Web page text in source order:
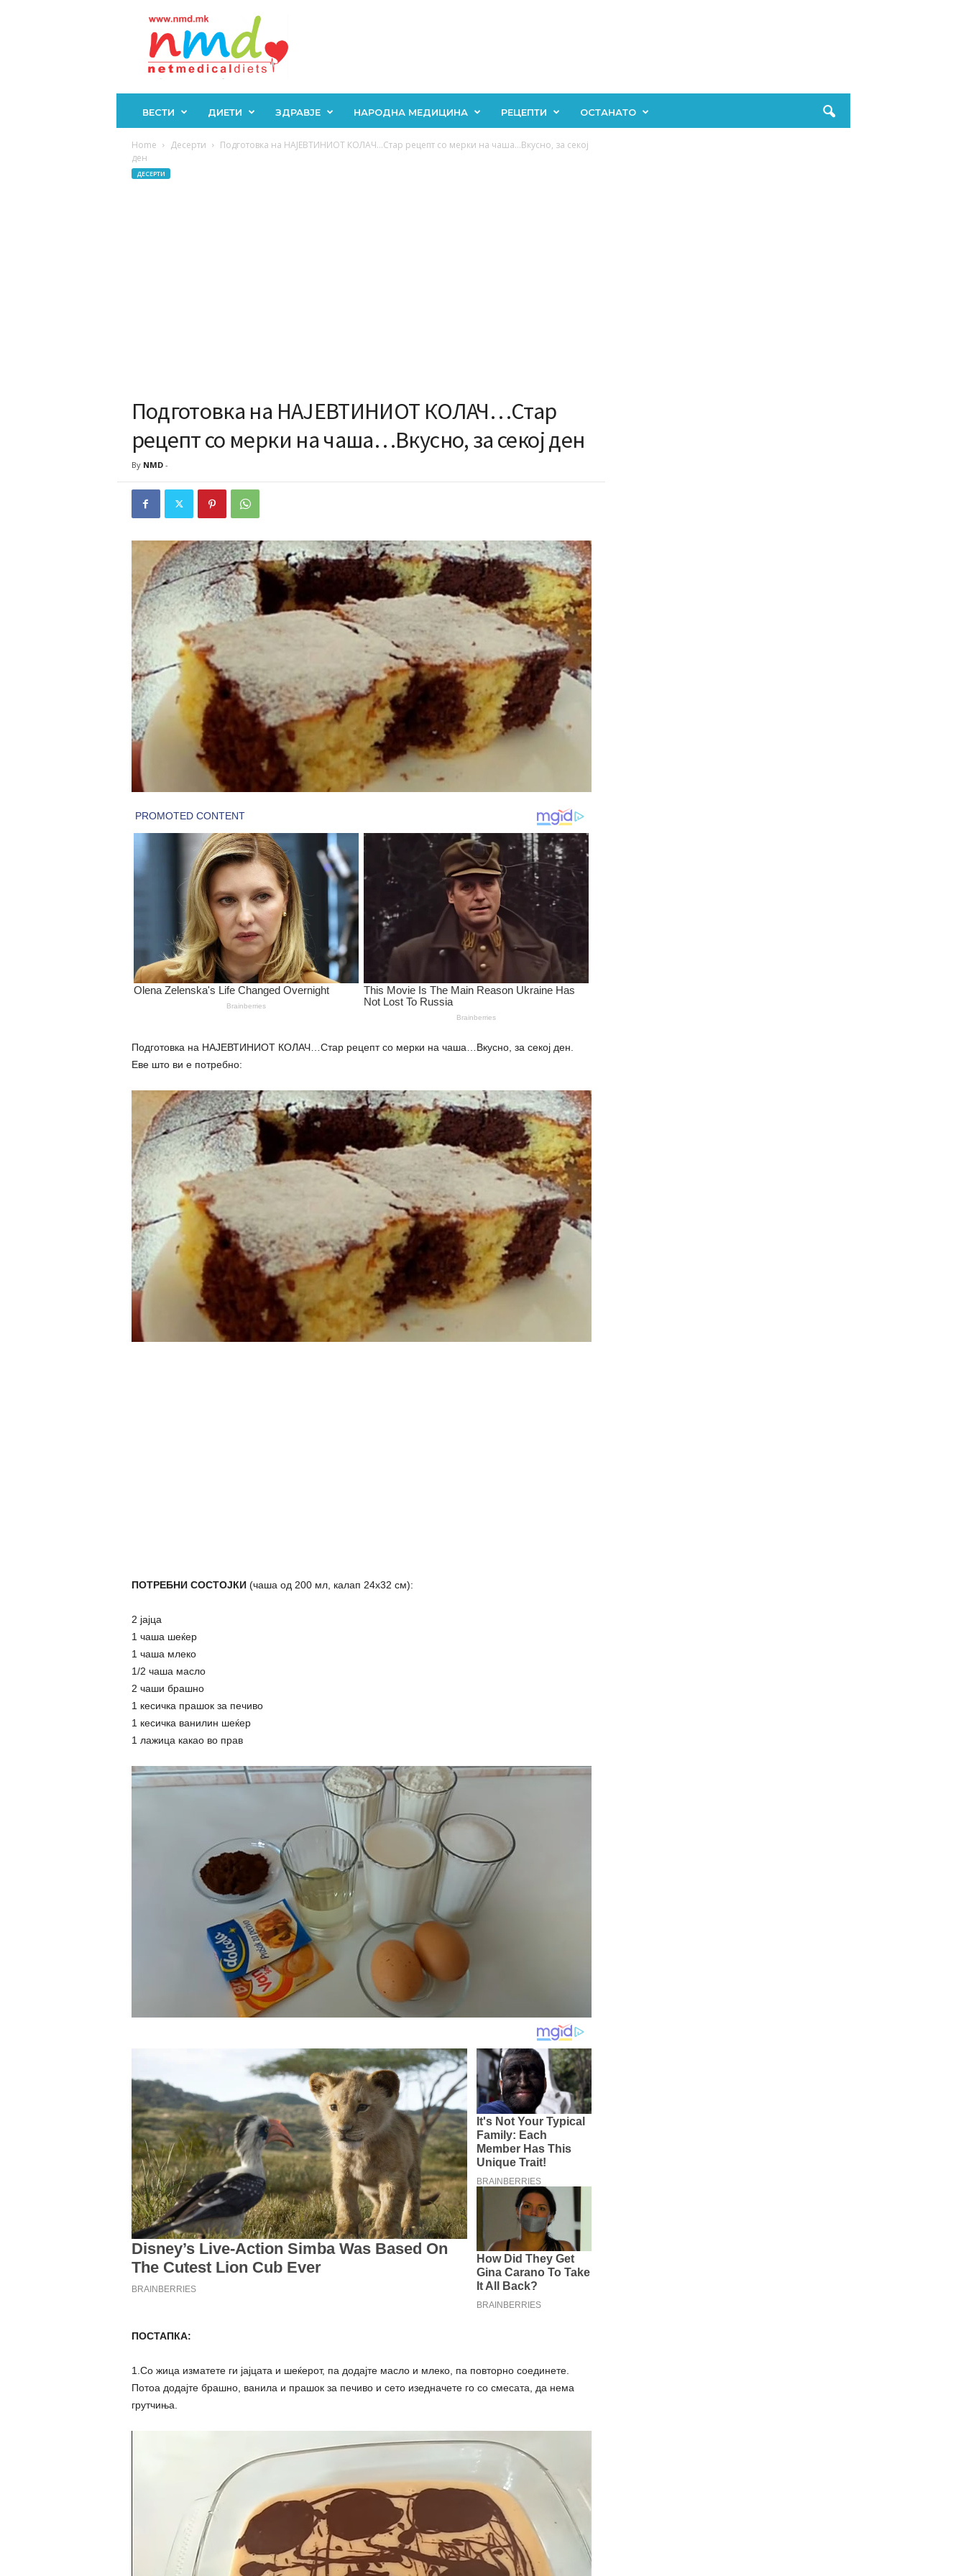
ВЕСТИ ДИЕТИ ЗДРАВЈЕ НАРОДНА МЕДИЦИНА РЕЦЕПТИ ОСТАНАТО
Home Десерти
Подготовка на НАЈЕВТИНИОТ КОЛАЧ…Стар рецепт со мерки на чаша…Вкусно, за секој
ден
ДЕСЕРТИ
Подготовка на НАЈЕВТИНИОТ КОЛАЧ…Стар
рецепт со мерки на чаша…Вкусно, за секој ден
By NMD-
Подготовка на НАЈЕВТИНИОТ КОЛАЧ…Стар рецепт со мерки на чаша…Вкусно, за секој ден.
Еве што ви е потребно:
ПОТРЕБНИ СОСТОЈКИ(чаша од 200 мл, калап 24х32 см):
2 јајца
1 чаша шеќер
1 чаша млеко
1/2 чаша масло
2 чаши брашно
1 кесичка прашок за печиво
1 кесичка ванилин шеќер
1 лажица какао во прав
ПОСТАПКА:
1.Со жица изматете ги јајцата и шеќерот, па додајте масло и млеко, па повторно соединете.
Потоа додајте брашно, ванила и прашок за печиво и сето изедначете го со смесата, да нема
грутчиња.